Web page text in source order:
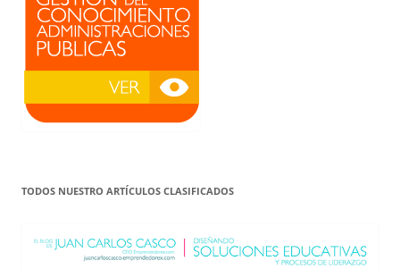
TODOS NUESTRO ARTÍCULOS CLASIFICADOS